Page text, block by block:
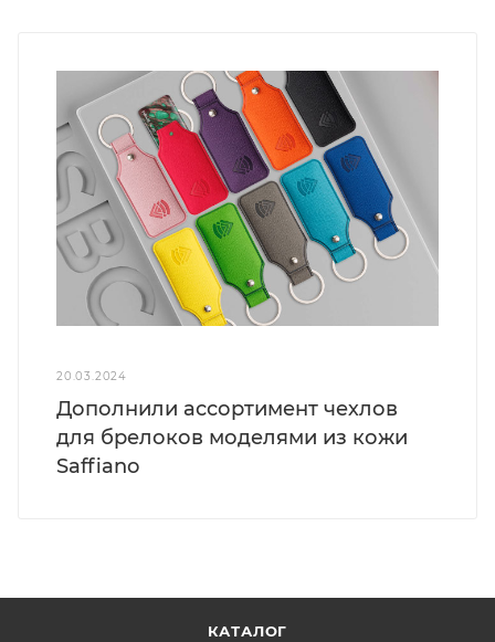
20.03.2024
Дополнили ассортимент чехлов
для брелоков моделями из кожи
Saffiano
КАТАЛОГ